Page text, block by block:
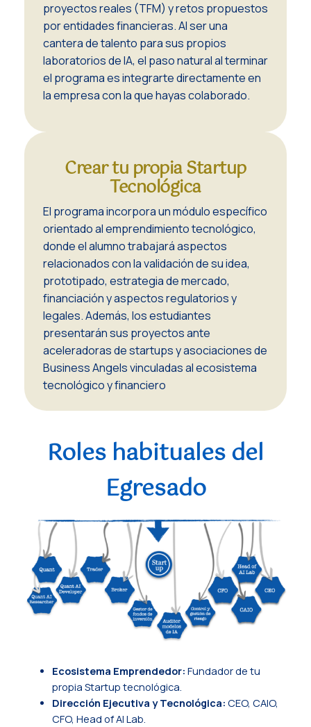
proyectos reales (TFM) y retos propuestos
por entidades financieras. Al ser una
cantera de talento para sus propios
laboratorios de IA, el paso natural al terminar
el programa es integrarte directamente en
la empresa con la que hayas colaborado.
Crear tu propia Startup
Tecnológica
El programa incorpora un módulo específico
orientado al emprendimiento tecnológico,
donde el alumno trabajará aspectos
relacionados con la validación de su idea,
prototipado, estrategia de mercado,
financiación y aspectos regulatorios y
legales. Además, los estudiantes
presentarán sus proyectos ante
aceleradoras de startups y asociaciones de
Business Angelsvinculadas al ecosistema
tecnológico y financiero
Roles habituales del
Egresado
Ecosistema Emprendedor: Fundador de tu
propia Startup tecnológica.
Dirección Ejecutiva y Tecnológica: CEO, CAIO,
CFO, Head of AI Lab.